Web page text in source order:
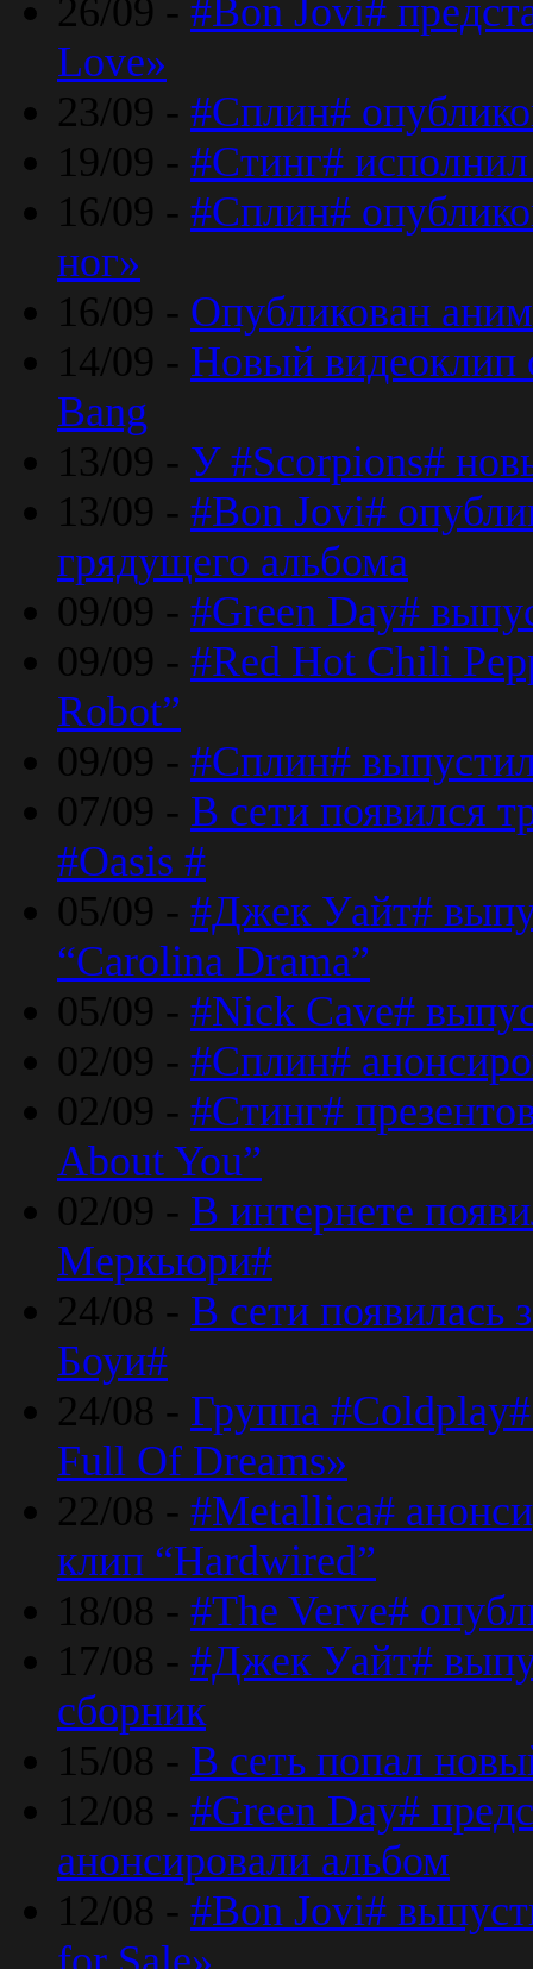
26/09 - #Bon Jovi#
Love»
23/09 - #Сплин#
19/09 - #Стинг#
16/09 - #Сплин#
ног»
16/09 - Опубликован
14/09 - Новый видеоклип
Bang
13/09 - У #Scorpions#
13/09 - #Bon Jovi#
грядущего альбома
09/09 - #Green Day#
09/09 - #Red Hot Chili
Robot”
09/09 - #Сплин#
07/09 - В сети появился
#Oasis #
05/09 - #Джек Уайт#
“Carolina Drama”
05/09 - #Nick Cave#
02/09 - #Сплин#
02/09 - #Стинг#
About You”
02/09 - В интернете
Меркьюри#
24/08 - В сети появилась
Боуи#
24/08 - Группа
Full Of Dreams»
22/08 - #Metallica#
клип “Hardwired”
18/08 - #The Verve#
17/08 - #Джек Уайт#
сборник
15/08 - В сеть попал
12/08 - #Green Day#
анонсировали альбом
12/08 - #Bon Jovi#